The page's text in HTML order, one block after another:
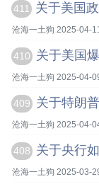
411 关于美国
沧海一土狗 2025-04-
410 关于美国
沧海一土狗 2025-04-
409 关于特朗
沧海一土狗 2025-04-
408 关于央行
沧海一土狗 2025-03-